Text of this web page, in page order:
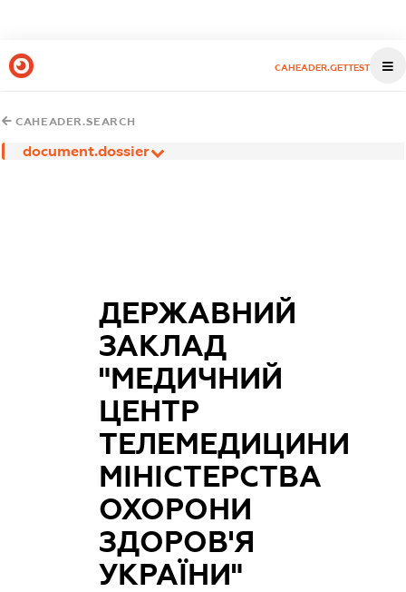
CAHEADER.GETTEST
CAHEADER.SEARCH
document.dossier
ДЕРЖАВНИЙ
ЗАКЛАД
"МЕДИЧНИЙ
ЦЕНТР
ТЕЛЕМЕДИЦИНИ
МІНІСТЕРСТВА
ОХОРОНИ
ЗДОРОВ'Я
УКРАЇНИ"